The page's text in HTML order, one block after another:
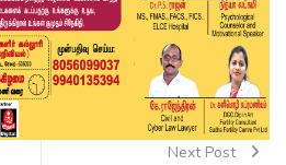
Next Post